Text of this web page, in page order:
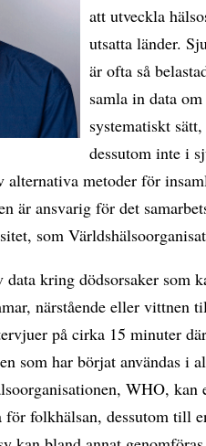
att utveckla
utsatta länder.
är ofta så
samla in data
systematiskt
dessutom inte i
alternativa metoder för
är ansvarig för det
som
kring dödsorsaker som
närstående eller vittnen
på cirka 15 minuter
som har börjat användas i
WHO, kan
folkhälsan, dessutom till